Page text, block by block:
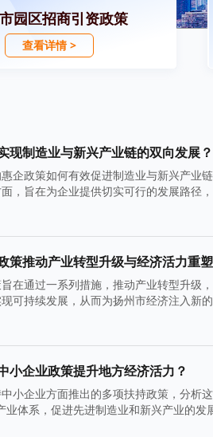
园区招商引资政策
查看详情 >
现制造业与新兴产业链的双向发展？
企政策如何有效促进制造业与新兴产业
，旨在为企业提供切实可行的发展路径
策推动产业转型升级与经济活力重塑
在通过一系列措施，推动产业转型升级
可持续发展，从而为扬州市经济注入新
小企业政策提升地方经济活力？
小企业方面推出的多项扶持政策，分析
业体系，促进先进制造业和新兴产业的